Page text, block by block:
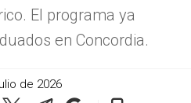
El programa ya
en Concordia.
de 2026